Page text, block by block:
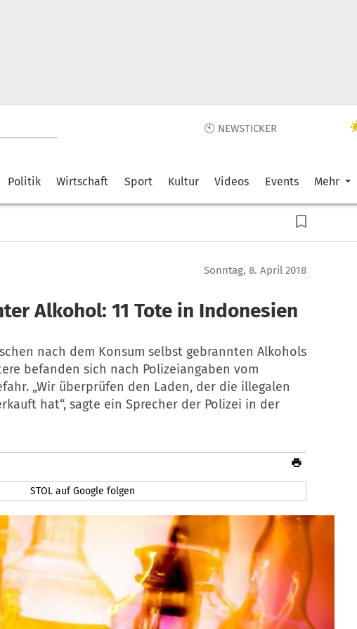
🕙 NEWSTICKER
Politik Wirtschaft Sport Kultur Videos Events Mehr
Sonntag, 8. April 2018
Alkohol: 11 Tote in Indonesien
nach dem Konsum selbst gebrannten Alkohols
befanden sich nach Polizeiangaben vom
„Wir überprüfen den Laden, der die illegalen
hat“, sagte ein Sprecher der Polizei in der
STOL auf Google folgen